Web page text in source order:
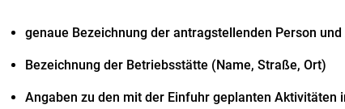
genaue Bezeichnung der antragstellenden Person
Bezeichnung der Betriebsstätte (Name, Straße, Ort)
Angaben zu den mit der Einfuhr geplanten Aktivitäten